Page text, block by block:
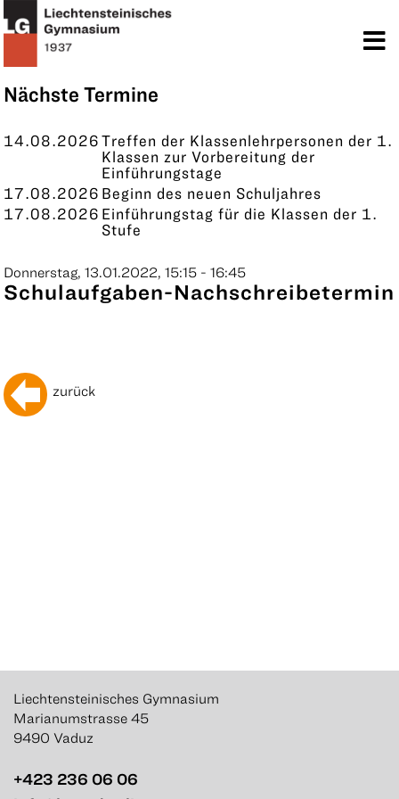
Nächste Termine
14.08.2026Treffen der Klassenlehrpersonen der 1.
Klassen zur Vorbereitung der
Einführungstage
17.08.2026 Beginn des neuen Schuljahres
17.08.2026 Einführungstag für die Klassen der 1.
Stufe
KONTAKT
Donnerstag, 13.01.2022, 15:15 - 16:45
Schulaufgaben-Nachschreibetermin
zurück
Liechtensteinisches Gymnasium
Marianumstrasse 45
9490 Vaduz
+423 236 06 06